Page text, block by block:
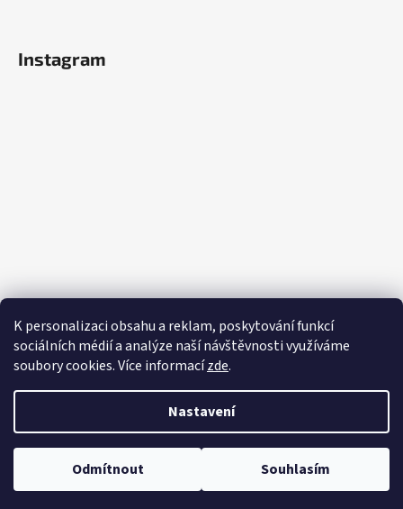
K personalizaci obsahu a reklam, poskytování funkcí
sociálních médií a analýze naší návštěvnosti využíváme
soubory cookies. Více informacízde.
Nastavení
Odmítnout Souhlasím
Instagram
Copyright 2026JERKY-SHOP.CZ. Všechna práva vyhrazena.Upravit